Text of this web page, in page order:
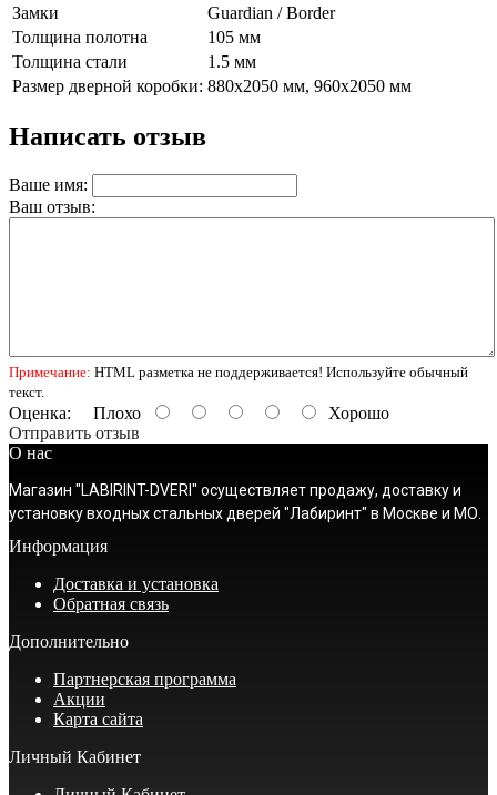
Замки
Guardian / Border
Толщина полотна
105 мм
Толщина стали
1.5 мм
Размер дверной коробки: 880х2050 мм, 960х2050 мм
Написать отзыв
Ваше имя:
Ваш отзыв:
Примечание: HTML разметка не поддерживается! Используйте обычный
текст.
Оценка: Плохо
Хорошо
Отправить отзыв
О нас
Магазин "LABIRINT-DVERI" осуществляет продажу, доставку и
установку входных стальных дверей "Лабиринт" в Москве и МО.
Информация
Доставка и установка
Обратная связь
Дополнительно
Партнерская программа
Акции
Карта сайта
Личный Кабинет